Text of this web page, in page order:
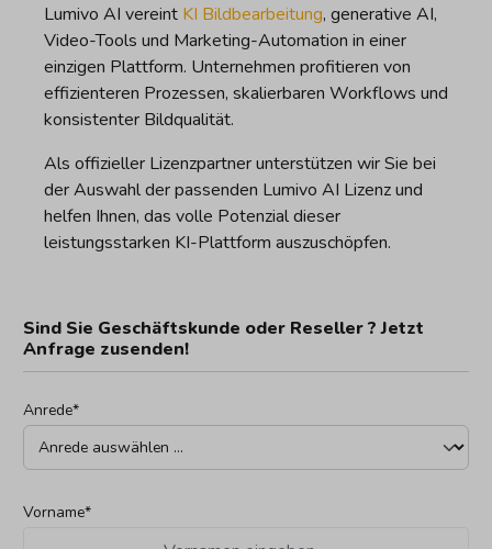
Lumivo AI vereint KI Bildbearbeitung, generative AI,
Video-Tools und Marketing-Automation in einer
einzigen Plattform. Unternehmen profitieren von
effizienteren Prozessen, skalierbaren Workflows und
konsistenter Bildqualität.
Als offizieller Lizenzpartner unterstützen wir Sie bei
der Auswahl der passenden Lumivo AI Lizenz und
helfen Ihnen, das volle Potenzial dieser
leistungsstarken KI-Plattform auszuschöpfen.
Sind Sie Geschäftskunde oder Reseller ? Jetzt
Anfrage zusenden!
Anrede*
Vorname*